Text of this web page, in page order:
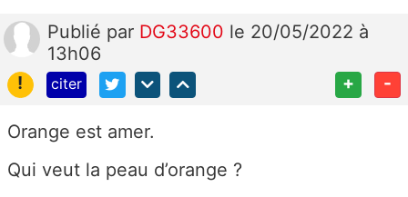
Publié par DG33600 le 20/05/2022 à
13h06
!
citer + -
Orange est amer.
Qui veut la peau d’orange ?